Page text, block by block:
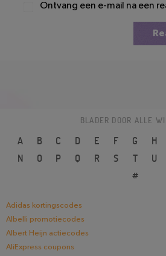
Ontvang een e-mail na een
BLADER DOOR ALLE
A B C D E F G H
N
O P Q R S T U
#
Adidas kortingscodes
Albelli promotiecodes
Albert Heijn actiecodes
AliExpress coupons